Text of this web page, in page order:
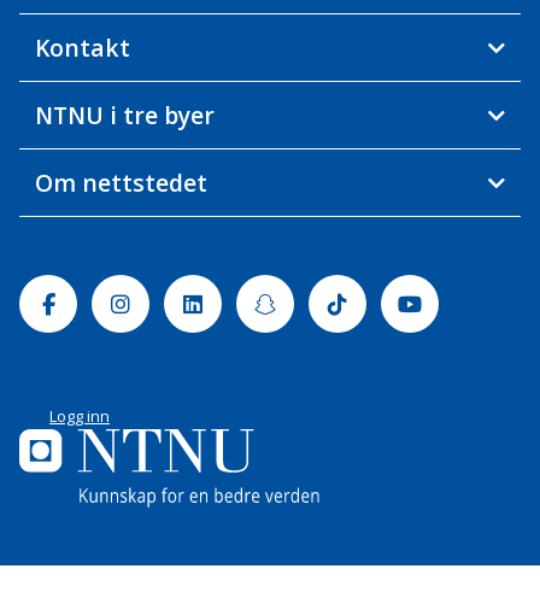
Kontakt
NTNU i tre byer
Om nettstedet
FacebookInstagramLinkedinSnapchatTiktok Youtube
Logg inn